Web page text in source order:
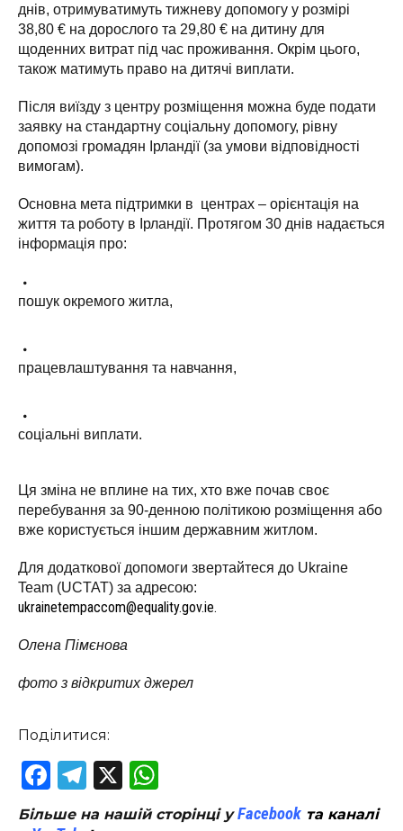
днів, отримуватимуть тижневу допомогу у розмірі
38,80 € на дорослого та 29,80 € на дитину для
щоденних витрат під час проживання. Окрім цього,
також матимуть право на дитячі виплати.
Після виїзду з центру розміщення можна буде подати
заявку на стандартну соціальну допомогу, рівну
допомозі громадян Ірландії (за умови відповідності
вимогам).
Основна мета підтримки в центрах – орієнтація на
життя та роботу в Ірландії. Протягом 30 днів надається
інформація про:
пошук окремого житла,
працевлаштування та навчання,
соціальні виплати.
Ця зміна не вплине на тих, хто вже почав своє
перебування за 90-денною політикою розміщення або
вже користується іншим державним житлом.
Для додаткової допомоги звертайтеся до Ukraine
Team (UCTAT) за адресою:
ukrainetempaccom@equality.gov.ie.
Олена Пімєнова
фото з відкритих джерел
Поділитися:
Facebook
Telegram
X
Більше на нашій сторінці уFacebook та каналі